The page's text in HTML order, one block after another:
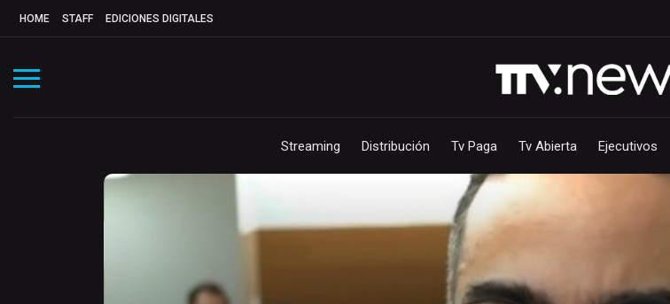
HOME STAFF EDICIONES DIGITALES
Streaming Distribución Tv Paga Tv Abierta Ejecutivos